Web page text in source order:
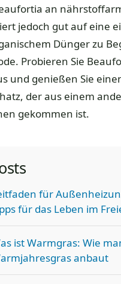
an
jedoch gut auf eine
Dünger zu
Probieren Sie
und genießen Sie
der aus einem
gekommen ist.
für
für das Leben im
ist Warmgras: Wie
anbaut